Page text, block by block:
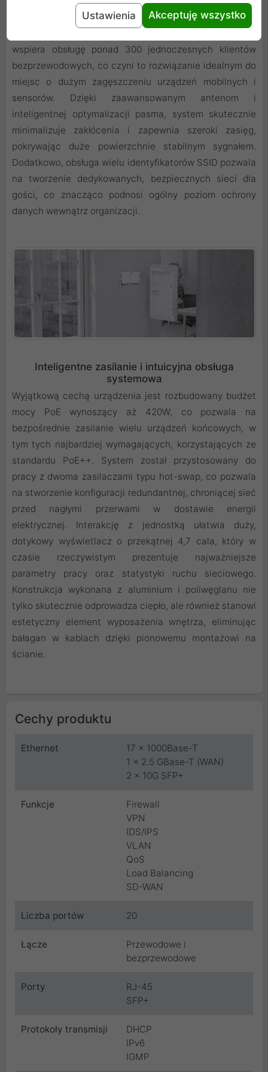
dla strumieniowania wideo wysokiej rozdzielczości i
wspiera obsługę ponad 300 jednoczesnych klientów
bezprzewodowych, co czyni to rozwiązanie idealnym do
miejsc o dużym zagęszczeniu urządzeń mobilnych i
sensorów. Dzięki zaawansowanym antenom i
inteligentnej optymalizacji pasma, system skutecznie
minimalizuje zakłócenia i zapewnia szeroki zasięg,
pokrywając duże powierzchnie stabilnym sygnałem.
Dodatkowo, obsługa wielu identyfikatorów SSID pozwala
na tworzenie dedykowanych, bezpiecznych sieci dla
gości, co znacząco podnosi ogólny poziom ochrony
danych wewnątrz organizacji.
Inteligentne zasilanie i intuicyjna obsługa
systemowa
Wyjątkową cechą urządzenia jest rozbudowany budżet
mocy PoE wynoszący aż 420W, co pozwala na
bezpośrednie zasilanie wielu urządzeń końcowych, w
tym tych najbardziej wymagających, korzystających ze
standardu PoE++. System został przystosowany do
pracy z dwoma zasilaczami typu hot-swap, co pozwala
na stworzenie konfiguracji redundantnej, chroniącej sieć
przed nagłymi przerwami w dostawie energii
elektrycznej. Interakcję z jednostką ułatwia duży,
dotykowy wyświetlacz o przekątnej 4,7 cala, który w
czasie rzeczywistym prezentuje najważniejsze
parametry pracy oraz statystyki ruchu sieciowego.
Konstrukcja wykonana z aluminium i poliwęglanu nie
tylko skutecznie odprowadza ciepło, ale również stanowi
estetyczny element wyposażenia wnętrza, eliminując
bałagan w kablach dzięki pionowemu montażowi na
ścianie.
Cechy produktu
Ethernet
17 x 1000Base-T
1 x 2.5 GBase-T (WAN)
2 x 10G SFP+
Funkcje
Firewall
VPN
IDS/IPS
VLAN
QoS
Load Balancing
SD-WAN
Liczba portów 20
Łącze
Przewodowe i
bezprzewodowe
Porty
RJ-45
SFP+
Protokoły transmisji
DHCP
IPv6
IGMP
Ustawienia Akceptuję wszystko